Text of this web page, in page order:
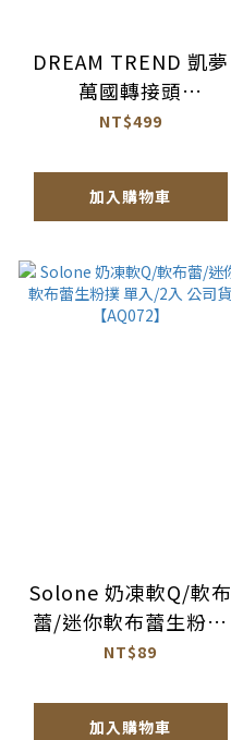
DREAM TREND 凱夢
萬國轉接頭
【BH017】
NT$499
加入購物車
Solone 奶凍軟Q/軟布
蕾/迷你軟布蕾生粉撲
單入/2入 公司貨
NT$89
加入購物車